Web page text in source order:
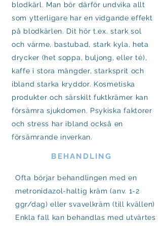
blodkärl. Man bör därför undvika allt
som ytterligare har en vidgande effekt
på blodkärlen. Dit hör t.ex. stark sol
och värme, bastubad, stark kyla, heta
drycker (het soppa, buljong, eller té),
kaffe i stora mängder, starksprit och
ibland starka kryddor. Kosmetiska
produkter och särskilt fuktkrämer kan
försämra sjukdomen. Psykiska faktorer
och stress har ibland också en
försämrande inverkan.
BEHANDLING
Ofta börjar behandlingen med en
metronidazol-haltig kräm (anv. 1-2
ggr/dag) eller svavelkräm (till kvällen)
Enkla fall kan behandlas med utvärtes